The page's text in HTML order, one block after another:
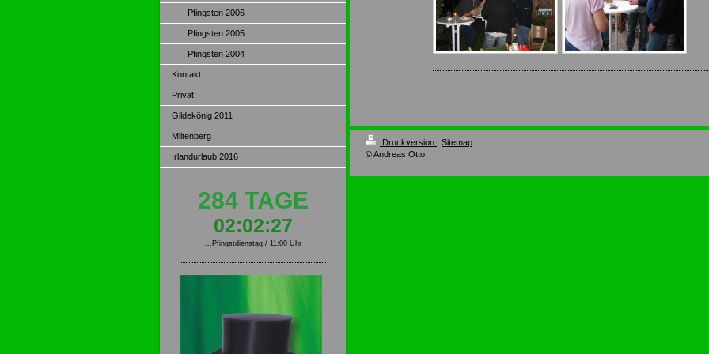
Pfingsten 2006
Pfingsten 2005
Pfingsten 2004
Kontakt
Privat
Gildekönig 2011
Miltenberg
Irlandurlaub 2016
284 TAGE
02:02:27
...Pfingstdienstag / 11:00 Uhr
Druckversion | Sitemap
© Andreas Otto